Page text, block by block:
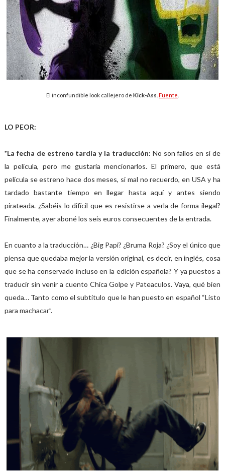
El inconfundible look callejero de Kick-Ass Fuente
LO PEOR:
*La fecha de estreno tardía y la traducción: No son fallos en sí de
la película, pero me gustaría mencionarlos. El primero, que está
película se estreno hace dos meses, si mal no recuerdo, en USA y ha
tardado bastante tiempo en llegar hasta aquí y antes siendo
pirateada. ¿Sabéis lo difícil que es resistirse a verla de forma ilegal?
Finalmente, ayer aboné los seis euros consecuentes de la entrada.
En cuanto a la traducción… ¿Big Papi? ¿Bruma Roja? ¿Soy el único que
piensa que quedaba mejor la versión original, es decir, en inglés, cosa
que se ha conservado incluso en la edición española? Y ya puestos a
traducir sin venir a cuento Chica Golpe y Pateaculos. Vaya, qué bien
queda… Tanto como el subtítulo que le han puesto en español “Listo
para machacar”.